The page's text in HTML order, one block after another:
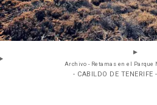
Archivo - Retamas en el Parque
- CABILDO DE TENERIFE